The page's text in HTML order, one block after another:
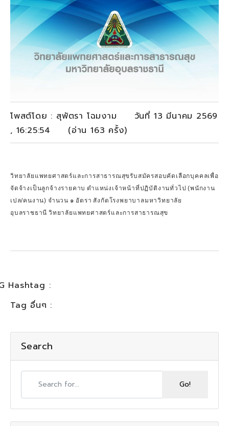
โพสต์โดย : สุพัตรา โฉมงาม วันที่ 13 มีนาคม 2569
, 16:25:54 (อ่าน 163 ครั้ง)
วิทยาลัยแพทยศาสตร์และการสาธารณสุขรับสมัครสอบคัดเลือกบุคคลเพื่อ
จัดจ้างเป็นลูกจ้างรายคาบ ตำแหน่งเจ้าหน้าที่ปฏิบัติงานทั่วไป (พนักงาน
เปล/คนงาน) จำนวน ๑ อัตรา สังกัดโรงพยาบาลมหาวิทยาลัย
อุบลราชธานี วิทยาลัยแพทยศาสตร์และการสาธารณสุข
Hashtag :
Tag อื่นๆ :
Search